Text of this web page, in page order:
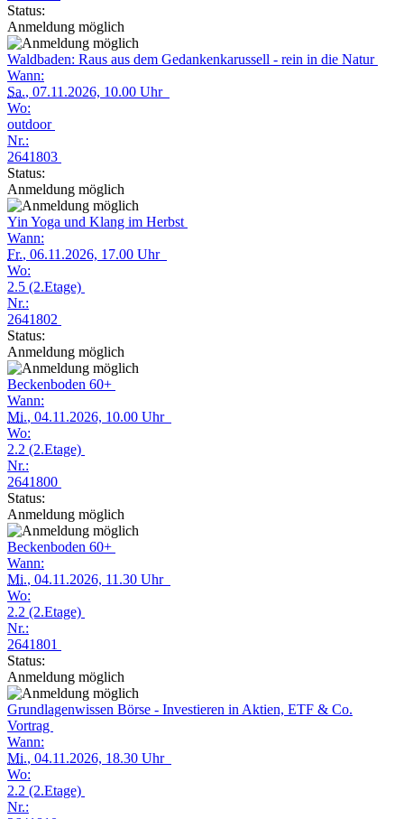
Status:
Anmeldung möglich
Waldbaden: Raus aus dem Gedankenkarussell - rein in die Natur
Wann:
Sa., 07.11.2026, 10.00 Uhr
Wo:
outdoor
Nr.:
2641803
Status:
Anmeldung möglich
Yin Yoga und Klang im Herbst
Wann:
Fr., 06.11.2026, 17.00 Uhr
Wo:
2.5 (2.Etage)
Nr.:
2641802
Status:
Anmeldung möglich
Beckenboden 60+
Wann:
Mi., 04.11.2026, 10.00 Uhr
Wo:
2.2 (2.Etage)
Nr.:
2641800
Status:
Anmeldung möglich
Beckenboden 60+
Wann:
Mi., 04.11.2026, 11.30 Uhr
Wo:
2.2 (2.Etage)
Nr.:
2641801
Status:
Anmeldung möglich
Grundlagenwissen Börse - Investieren in Aktien, ETF & Co.
Vortrag
Wann:
Mi., 04.11.2026, 18.30 Uhr
Wo:
2.2 (2.Etage)
Nr.: